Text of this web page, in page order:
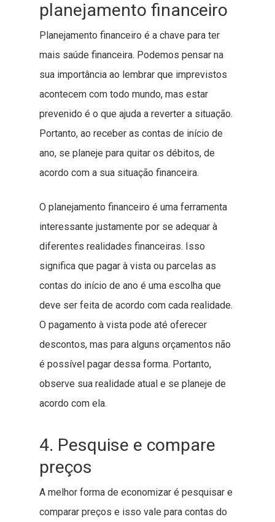
planejamento financeiro
Planejamento financeiro é a chave para ter
mais saúde financeira. Podemos pensar na
sua importância ao lembrar que imprevistos
acontecem com todo mundo, mas estar
prevenido é o que ajuda a reverter a situação.
Portanto, ao receber as contas de início de
ano, se planeje para quitar os débitos, de
acordo com a sua situação financeira.
O planejamento financeiro é uma ferramenta
interessante justamente por se adequar à
diferentes realidades financeiras. Isso
significa que pagar à vista ou parcelas as
contas do início de ano é uma escolha que
deve ser feita de acordo com cada realidade.
O pagamento à vista pode até oferecer
descontos, mas para alguns orçamentos não
é possível pagar dessa forma. Portanto,
observe sua realidade atual e se planeje de
acordo com ela.
4. Pesquise e compare
preços
A melhor forma de economizar é pesquisar e
comparar preços e isso vale para contas do